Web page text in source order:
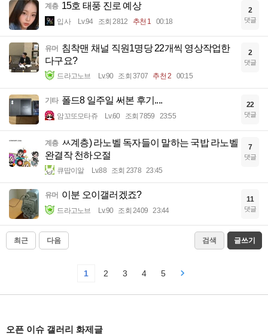
계층 15호 태풍 진로 예상
입사 Lv.94 조회 2812 추천 1 00:18
2
댓글
유머 침착맨 채널 직원1명당 22개씩 영상작업한
다구요?
드라고노브 Lv.90 조회 3707 추천 2 00:15
2
댓글
기타 폴드8 일주일 써본 후기....
암꼬또모타쥬 Lv.60 조회 7859 23:55
22
댓글
계층 ㅆ계층) 라노벨 독자들이 말하는 국밥 라노벨
완결작 천하오절
큐땁이알 Lv.88 조회 2378 23:45
7
댓글
유머 이분 오이갤러겠죠?
드라고노브 Lv.90 조회 2409 23:44
11
댓글
최근 다음 검색 글쓰기
1 2 3 4 5
오픈 이슈 갤러리 화제글